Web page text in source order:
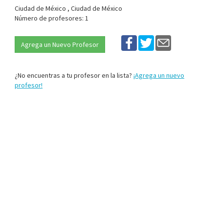
Ciudad de México , Ciudad de México
Número de profesores: 1
Agrega un Nuevo Profesor
¿No encuentras a tu profesor en la lista? ¡Agrega un nuevo
profesor!